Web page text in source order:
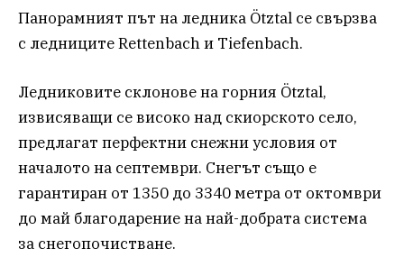
Панорамният път на ледника Ötztal се свързва
с ледниците Rettenbach и Tiefenbach.
Ледниковите склонове на горния Ötztal,
извисяващи се високо над скиорското село,
предлагат перфектни снежни условия от
началото на септември. Снегът също е
гарантиран от 1350 до 3340 метра от октомври
до май благодарение на най-добрата система
за снегопочистване.